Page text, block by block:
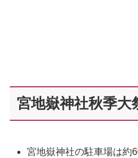
宮地嶽神社秋季大
宮地嶽神社の駐車場は約